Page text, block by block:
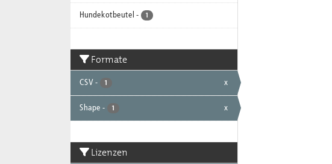
Hundekotbeutel - 1
Formate
CSV - 1 x
Shape - 1 x
Lizenzen